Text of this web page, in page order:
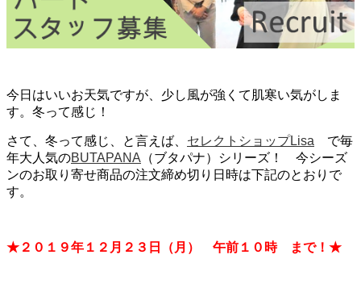
今日はいいお天気ですが、少し風が強くて肌寒い気がしま
す。冬って感じ！
さて、冬って感じ、と言えば、 セレクトショップLisa で毎
年大人気のBUTAPANA （ブタパナ）シリーズ！ 今シーズ
ンのお取り寄せ商品の注文締め切り日時は下記のとおりで
す。
★２０１９年１２月２３日（月） 午前１０時 まで！★